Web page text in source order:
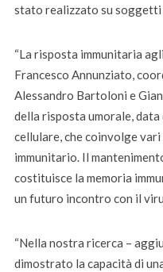
stato realizzato su
“La risposta immunitaria
Francesco Annunziato,
Alessandro Bartoloni e
della risposta umorale,
cellulare, che coinvolge
immunitario. Il
costituisce la memoria
un futuro incontro con il
“Nella nostra ricerca –
dimostrato la capacità di